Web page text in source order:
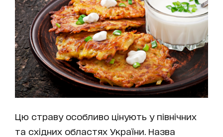
Цю страву особливо цінують у північних
та східних областях України. Назва